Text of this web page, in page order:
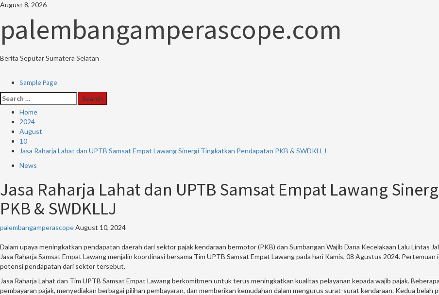
Skip
content
August 8, 2026
palembangamperascope.com
Berita Seputar Sumatera Selatan
Primary
Menu
Sample Page
Search
for:
Home
2024
August
10
Jasa Raharja Lahat dan UPTB Samsat Empat Lawang Sinergi Tingkatkan Pendapatan PKB & SWDKLLJ
News
Jasa Raharja Lahat dan UPTB Samsat Empat Lawang
PKB & SWDKLLJ
palembangamperascopeAugust 10, 2024
Dalam upaya meningkatkan pendapatan daerah dari sektor pajak kendaraan bermotor (PKB) dan Sumbangan Wajib Dana Kecelakaan Lalu Lintas
Jasa Raharja Samsat Empat Lawang menjalin koordinasi bersama Tim UPTB Samsat Empat Lawang pada hari Kamis, 08 Agustus 2024.
potensi pendapatan dari sektor tersebut.
Jasa Raharja Lahat dan Tim UPTB Samsat Empat Lawang berkomitmen untuk terus meningkatkan kualitas pelayanan kepada wajib pajak.
pembayaran pajak, menyediakan berbagai pilihan pembayaran, dan memberikan kemudahan dalam mengurus surat-surat kendaraan. Kedua